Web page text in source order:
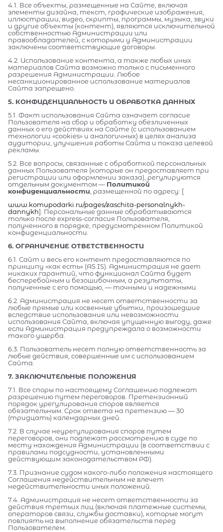
4.1. Все объекты, размещенные на Сайте, включая
элементы дизайна, текст, графические изображения,
иллюстрации, видео, скрипты, программы, музыка, звуки
и другие объекты (контент), являются исключительной
собственностью Администрации или
правообладателей, с которыми у Администрации
заключены соответствующие договоры.
4.2. Использование контента, а также любых иных
материалов Сайта возможно только с письменного
разрешения Администрации. Любое
несанкционированное использование материалов
Сайта запрещено.
5. КОНФИДЕНЦИАЛЬНОСТЬ И ОБРАБОТКА ДАННЫХ
5.1. Факт использования Сайта означает согласие
Пользователя на сбор и обработку обезличенных
данных о его действиях на Сайте (с использованием
технологии «cookies» и аналогичных) в целях анализа
аудитории, улучшения работы Сайта и показа целевой
рекламы.
5.2. Все вопросы, связанные с обработкой персональных
данных Пользователя (которые он предоставляет при
регистрации или оформлении заказа), регулируются
отдельным документом — Политикой
конфиденциальности , размещенной по адресу: [
www.komupodarki.ru/pages/zaschita-personalnykh-
dannykh]. Персональные данные обрабатываются
только после express-согласия Пользователя,
полученного в порядке, предусмотренном Политикой
конфиденциальности.
6. ОГРАНИЧЕНИЕ ОТВЕТСТВЕННОСТИ
6.1. Сайт и весь его контент предоставляются по
принципу «как есть» (AS IS). Администрация не дает
никаких гарантий, что функционал Сайта будет
бесперебойным и безошибочным, а результаты,
полученные с его помощью, — точными и надежными.
6.2. Администрация не несет ответственности за
любые прямые или косвенные убытки, произошедшие
вследствие использования или невозможности
использования Сайта, включая упущенную выгоду, даже
если Администрация предупреждала о возможности
такого ущерба.
6.3. Пользователь несет полную ответственность за
любые действия, совершенные им с использованием
Сайта.
7. ЗАКЛЮЧИТЕЛЬНЫЕ ПОЛОЖЕНИЯ
7.1. Все споры по настоящему Соглашению подлежат
разрешению путем переговоров. Претензионный
порядок урегулирования споров является
обязательным. Срок ответа на претензию — 30
(тридцать) календарных дней.
7.2. В случае неурегулирования споров путем
переговоров, они подлежат рассмотрению в суде по
месту нахождения Администрации (в соответствии с
правилами подсудности, установленными
действующим законодательством РФ).
7.3. Признание судом какого-либо положения настоящего
Соглашения недействительным не влечет
недействительности иных положений.
7.4. Администрация не несет ответственности за
действия третьих лиц (включая платежные системы,
операторов связи, службы доставки), которые могут
повлиять на выполнение обязательств перед
Пользователем.